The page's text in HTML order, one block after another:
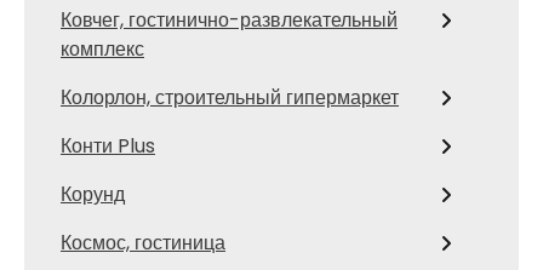
Ковчег, гостинично-развлекательный
комплекс
Колорлон, строительный гипермаркет
Конти Plus
Корунд
Космос, гостиница